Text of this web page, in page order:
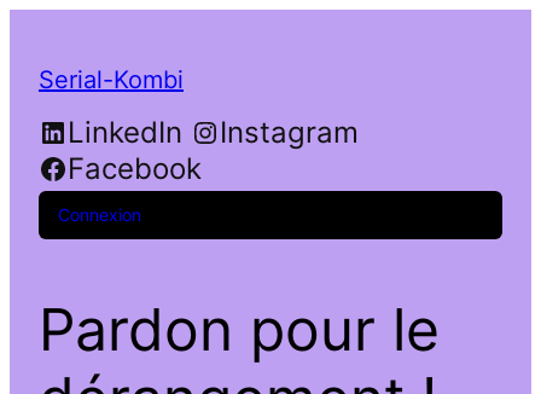
Serial-Kombi
LinkedIn
Instagram
Facebook
Connexion
Pardon pour le